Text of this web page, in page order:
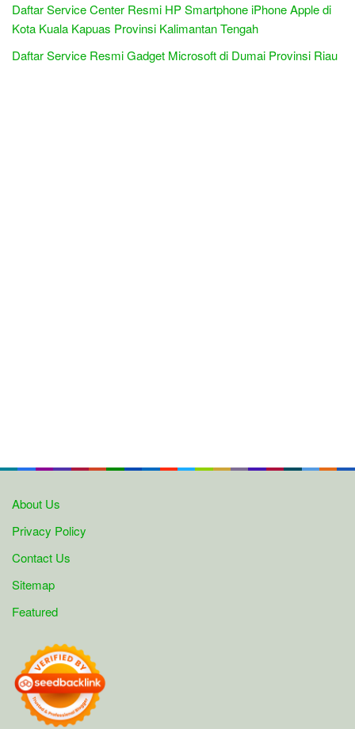
Daftar Service Center Resmi HP Smartphone iPhone Apple di
Kota Kuala Kapuas Provinsi Kalimantan Tengah
Daftar Service Resmi Gadget Microsoft di Dumai Provinsi Riau
About Us
Privacy Policy
Contact Us
Sitemap
Featured